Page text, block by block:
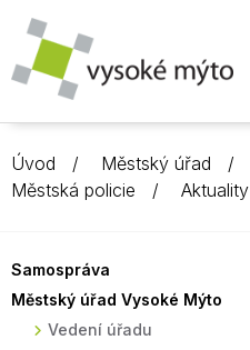
Úvod Městský úřad
Městská policie
Aktuality
Samospráva
Městský úřad Vysoké Mýto
Vedení úřadu